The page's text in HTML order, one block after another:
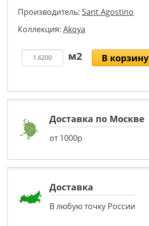
Производитель: Sant Agostino
Коллекция: Akoya
В корзину
Доставка по Москве
от 1000р
Доставка
В любую точку России